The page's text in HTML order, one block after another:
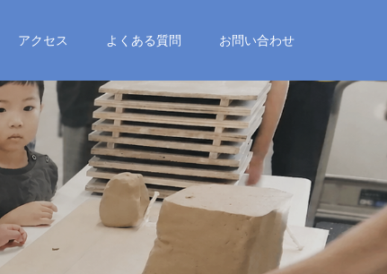
アクセス よくある質問 お問い合わせ